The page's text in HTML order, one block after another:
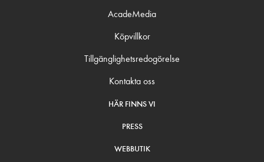
AcadeMedia
Köpvillkor
Tillgänglighetsredogörelse
Kontakta oss
HÄR FINNS VI
PRESS
WEBBUTIK